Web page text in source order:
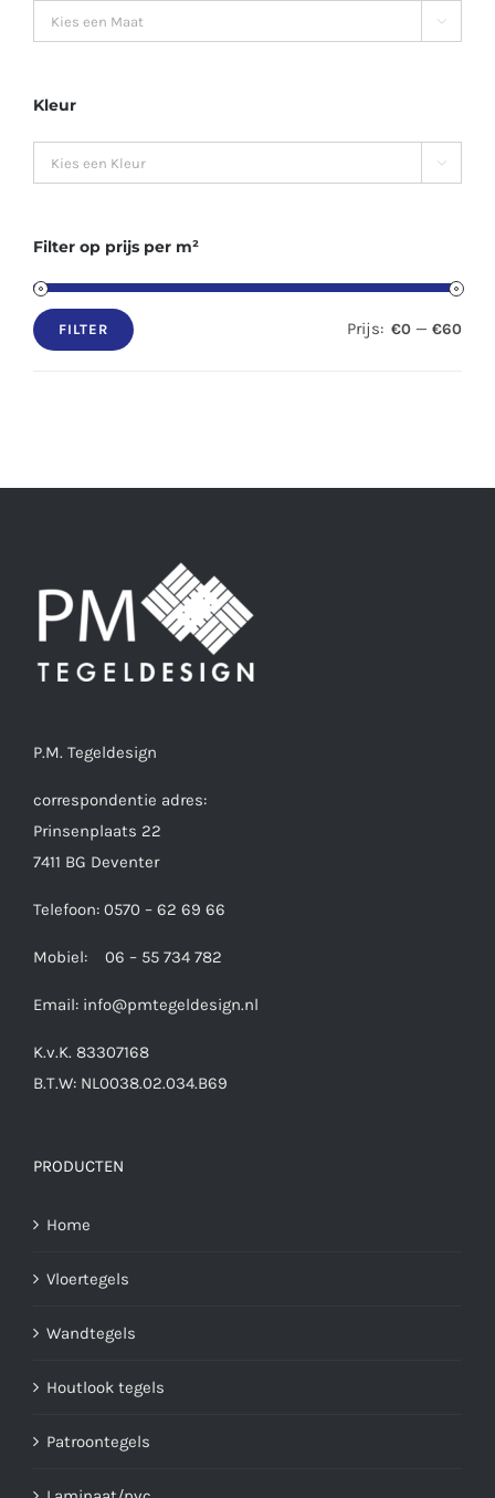

Kleur

Filter op prijs per m²
Min.
Max.
FILTER Prijs: €0 — €60
P.M. Tegeldesign
correspondentie adres:
Prinsenplaats 22
7411 BG Deventer
Telefoon: 0570 – 62 69 66
Mobiel: 06 – 55 734 782
Email: info@pmtegeldesign.nl
K.v.K. 83307168
B.T.W: NL0038.02.034.B69
PRODUCTEN
Home
Vloertegels
Wandtegels
Houtlook tegels
Patroontegels